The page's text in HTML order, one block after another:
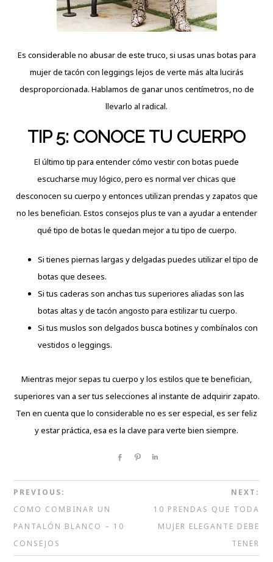
Es considerable no abusar de este truco, si usas unas botas para
mujer de tacón con leggings lejos de verte más alta lucirás
desproporcionada. Hablamos de ganar unos centímetros, no de
llevarlo al radical.
TIP 5: CONOCE TU CUERPO
El último tip para entender cómo vestir con botas puede
escucharse muy lógico, pero es normal ver chicas que
desconocen su cuerpo y entonces utilizan prendas y zapatos que
no les benefician. Estos consejos plus te van a ayudar a entender
qué tipo de botas le quedan mejor a tu tipo de cuerpo.
Si tienes piernas largas y delgadas puedes utilizar el tipo de
botas que desees.
Si tus caderas son anchas tus superiores aliadas son las
botas altas y de tacón angosto para estilizar tu cuerpo.
Si tus muslos son delgados busca botines y combínalos con
vestidos o leggings.
Mientras mejor sepas tu cuerpo y los estilos que te benefician,
superiores van a ser tus selecciones al instante de adquirir zapato.
Ten en cuenta que lo considerable no es ser especial, es ser feliz
y estar práctica, esa es la clave para verte bien siempre.
Share Pin
PREVIOUS:
COMO COMBINAR UN
PANTALÓN BLANCO – 10
CONSEJOS
NEXT:
10 PRENDAS QUE TODA
MUJER ELEGANTE DEBE
TENER